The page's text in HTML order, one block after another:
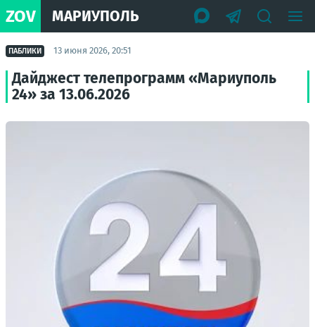
ZOV МАРИУПОЛЬ
ПАБЛИКИ 13 июня 2026, 20:51
Дайджест телепрограмм «Мариуполь
24» за 13.06.2026